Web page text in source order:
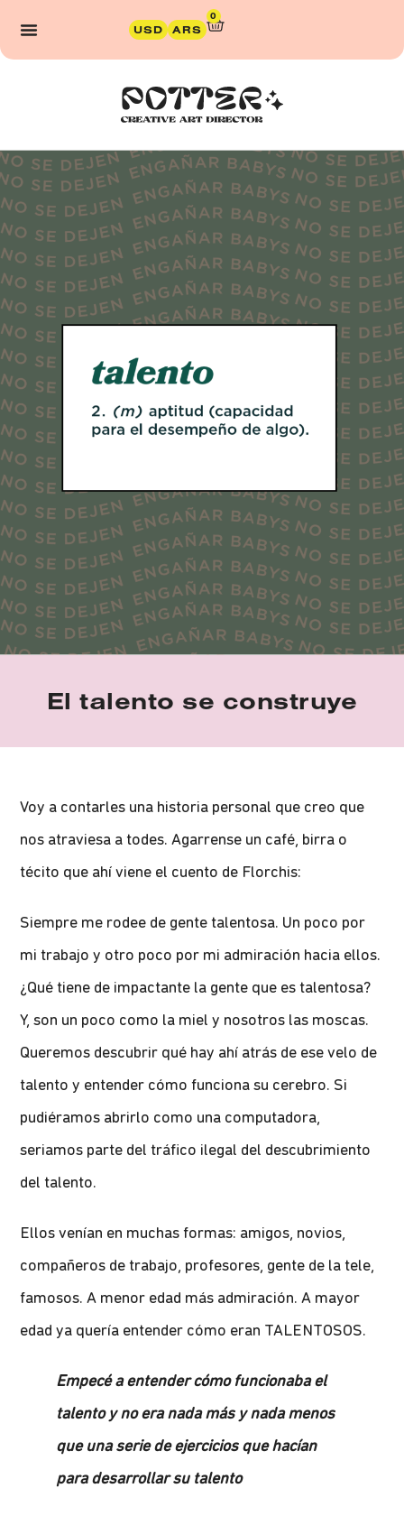
USD ARS
0
El talento se construye
Voy a contarles una historia personal que creo que
nos atraviesa a todes. Agarrense un café, birra o
técito que ahí viene el cuento de Florchis:
Siempre me rodee de gente talentosa. Un poco por
mi trabajo y otro poco por mi admiración hacia ellos.
¿Qué tiene de impactante la gente que es talentosa?
Y, son un poco como la miel y nosotros las moscas.
Queremos descubrir qué hay ahí atrás de ese velo de
talento y entender cómo funciona su cerebro. Si
pudiéramos abrirlo como una computadora,
seriamos parte del tráfico ilegal del descubrimiento
del talento.
Ellos venían en muchas formas: amigos, novios,
compañeros de trabajo, profesores, gente de la tele,
famosos. A menor edad más admiración. A mayor
edad ya quería entender cómo eran TALENTOSOS.
Empecé a entender cómo funcionaba el
talento y no era nada más y nada menos
que una serie de ejercicios que hacían
para desarrollar su talento